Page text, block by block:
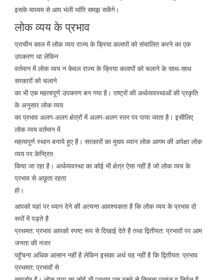
इसके माध्यम से आप भंली भांति समझ सकेंगे।
लोक व्यय के प्रभाव
प्राचीन काल में लोक व्यय राज्य के क्रिया कलापों को संचालित करने का एक
उपकरण था लेकिन
वर्तमान में लोक व्यय न केवल राज्य के क्रिया कलापों को चलाने के साथ-साथ
सरकारों को चलाने
का भी एक महत्वपूर्ण उपकरण बन गया है। राष्ट्रों की अर्थव्यवस्थाओं की प्रकृति
के अनुसार लोक व्यय
का प्रभाव अलग-अलग क्षेत्रों में अलग-अलग स्तर पर पाया जाता है। इसीलिए
लोक व्यय वर्तमान में
महत्वपूर्ण स्थान बनाये हुए है। सरकारों का मुख्य ध्यान लोक आगम की अपेक्षा लोक
व्यय पर केन्द्रित
किया जा रहा है। अर्थव्यवस्था का कोई भी क्षेत्र ऐसा नहीं है जो लोक व्यय के
प्रभाव से अछूता रहता
हो।
आपको यहां पर ध्यान देने की अत्यन्त आवश्यकता है कि लोक व्यय के प्रभाव दो
रूपों में पड़ते है
प्रथमत: प्रभाव आपको स्पष्ट रूप से दिखाई देते है तथा द्वितीयत: प्रभावों पर आम
जनता की नजर
पहुॅचना अधिक आसान नहीं है लेकिन इसका अर्थ यह नहीं है कि द्वितीयत: प्रभाव
प्रथमत: प्रभावों से